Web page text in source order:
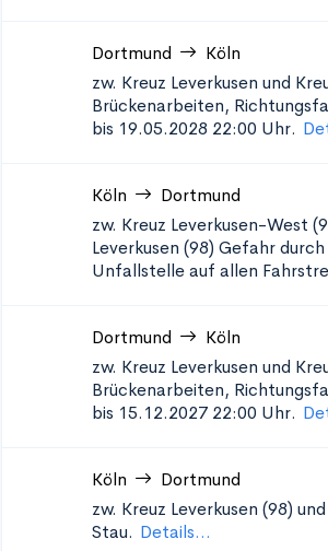
Dortmund Köln
zw. Kreuz Leverkusen und
Brückenarbeiten,
bis 19.05.2028 22:00 Uhr.
Köln Dortmund
zw. Kreuz Leverkusen-West
Leverkusen (98) Gefahr
Unfallstelle auf allen
Dortmund Köln
zw. Kreuz Leverkusen und
Brückenarbeiten,
bis 15.12.2027 22:00 Uhr.
Köln Dortmund
zw. Kreuz Leverkusen (98)
Stau. Details...